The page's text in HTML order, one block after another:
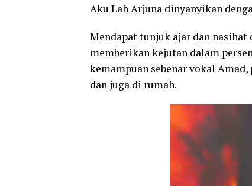
Aku Lah Arjuna dinyanyikan
Mendapat tunjuk ajar dan nasihat
memberikan kejutan dalam
kemampuan sebenar vokal
dan juga di rumah.